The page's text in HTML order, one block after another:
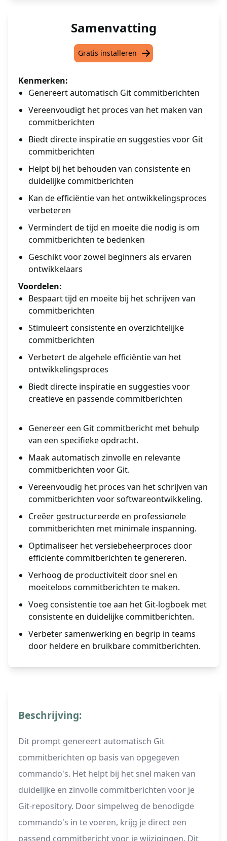
Samenvatting
Gratis installeren
Kenmerken:
Genereert automatisch Git commitberichten
Vereenvoudigt het proces van het maken van
commitberichten
Biedt directe inspiratie en suggesties voor Git
commitberichten
Helpt bij het behouden van consistente en
duidelijke commitberichten
Kan de efficiëntie van het ontwikkelingsproces
verbeteren
Vermindert de tijd en moeite die nodig is om
commitberichten te bedenken
Geschikt voor zowel beginners als ervaren
ontwikkelaars
Voordelen:
Bespaart tijd en moeite bij het schrijven van
commitberichten
Stimuleert consistente en overzichtelijke
commitberichten
Verbetert de algehele efficiëntie van het
ontwikkelingsproces
Biedt directe inspiratie en suggesties voor
creatieve en passende commitberichten
Genereer een Git commitbericht met behulp
van een specifieke opdracht.
Maak automatisch zinvolle en relevante
commitberichten voor Git.
Vereenvoudig het proces van het schrijven van
commitberichten voor softwareontwikkeling.
Creëer gestructureerde en professionele
commitberichten met minimale inspanning.
Optimaliseer het versiebeheerproces door
efficiënte commitberichten te genereren.
Verhoog de productiviteit door snel en
moeiteloos commitberichten te maken.
Voeg consistentie toe aan het Git-logboek met
consistente en duidelijke commitberichten.
Verbeter samenwerking en begrip in teams
door heldere en bruikbare commitberichten.
Beschrijving:
Dit prompt genereert automatisch Git
commitberichten op basis van opgegeven
commando's. Het helpt bij het snel maken van
duidelijke en zinvolle commitberichten voor je
Git-repository. Door simpelweg de benodigde
commando's in te voeren, krijg je direct een
passend commitbericht voor je wijzigingen. Dit